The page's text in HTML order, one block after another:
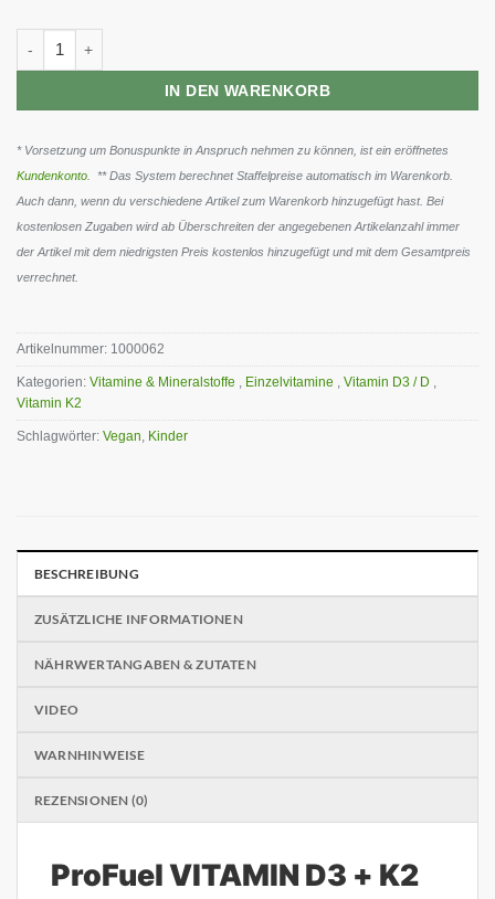
ProFuel VITAMIN D3 + K2 Kinder - 1000 Tropfen Menge
IN DEN WARENKORB
* Vorsetzung um Bonuspunkte in Anspruch nehmen zu können, ist ein eröffnetes
Kundenkonto . ** Das System berechnet Staffelpreise automatisch im Warenkorb.
Auch dann, wenn du verschiedene Artikel zum Warenkorb hinzugefügt hast. Bei
kostenlosen Zugaben wird ab Überschreiten der angegebenen Artikelanzahl immer
der Artikel mit dem niedrigsten Preis kostenlos hinzugefügt und mit dem Gesamtpreis
verrechnet.
Artikelnummer: 1000062
Kategorien: Vitamine & Mineralstoffe , Einzelvitamine , Vitamin D3 / D ,
Vitamin K2
Schlagwörter: Vegan, Kinder
BESCHREIBUNG
ZUSÄTZLICHE INFORMATIONEN
NÄHRWERTANGABEN & ZUTATEN
VIDEO
WARNHINWEISE
REZENSIONEN (0)
ProFuel VITAMIN D3 + K2